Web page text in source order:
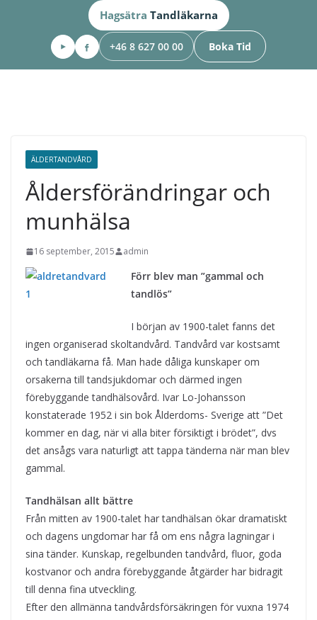
Hagsätra Tandläkarna
+46 8 627 00 00 Boka Tid
ÄLDERTANDVÅRD
Åldersförändringar och
munhälsa
16 september, 2015 admin
Förr blev man ”gammal och
tandlös”
I början av 1900-talet fanns det
ingen organiserad skoltandvård. Tandvård var kostsamt
och tandläkarna få. Man hade dåliga kunskaper om
orsakerna till tandsjukdomar och därmed ingen
förebyggande tandhälsovård. Ivar Lo-Johansson
konstaterade 1952 i sin bok Ålderdoms- Sverige att ”Det
kommer en dag, när vi alla biter försiktigt i brödet”, dvs
det ansågs vara naturligt att tappa tänderna när man blev
gammal.
Tandhälsan allt bättre
Från mitten av 1900-talet har tandhälsan ökar dramatiskt
och dagens ungdomar har få om ens några lagningar i
sina tänder. Kunskap, regelbunden tandvård, fluor, goda
kostvanor och andra förebyggande åtgärder har bidragit
till denna fina utveckling.
Efter den allmänna tandvårdsförsäkringen för vuxna 1974